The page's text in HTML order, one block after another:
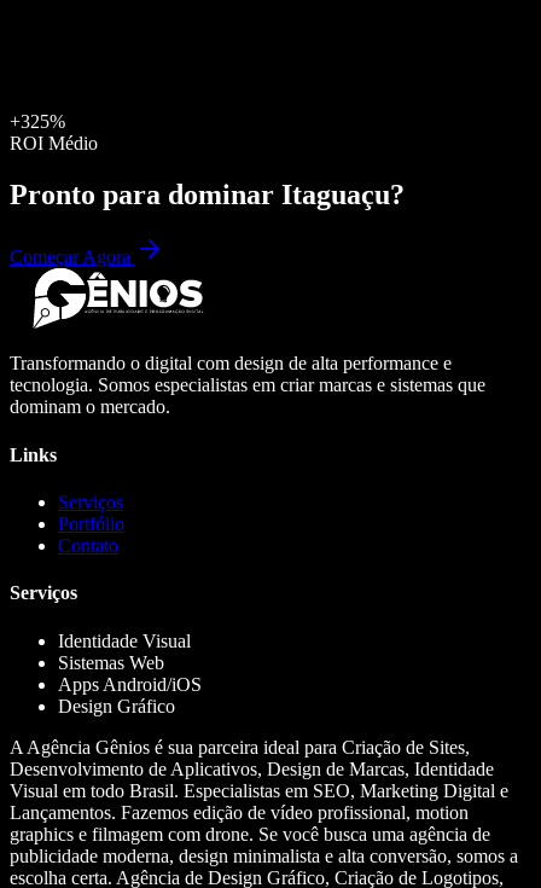
+325%
ROI Médio
Pronto para dominar Itaguaçu?
Começar Agora
Transformando o digital com design de alta performance e
tecnologia. Somos especialistas em criar marcas e sistemas que
dominam o mercado.
Links
Serviços
Portfólio
Contato
Serviços
Identidade Visual
Sistemas Web
Apps Android/iOS
Design Gráfico
A Agência Gênios é sua parceira ideal para Criação de Sites,
Desenvolvimento de Aplicativos, Design de Marcas, Identidade
Visual em todo Brasil. Especialistas em SEO, Marketing Digital e
Lançamentos. Fazemos edição de vídeo profissional, motion
graphics e filmagem com drone. Se você busca uma agência de
publicidade moderna, design minimalista e alta conversão, somos a
escolha certa. Agência de Design Gráfico, Criação de Logotipos,